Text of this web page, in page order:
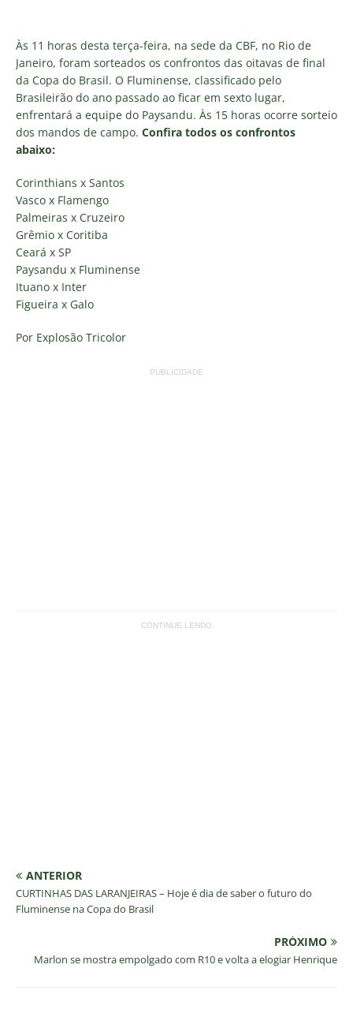
Às 11 horas desta terça-feira, na sede da CBF, no Rio de
Janeiro, foram sorteados os confrontos das oitavas de final
da Copa do Brasil. O Fluminense, classificado pelo
Brasileirão do ano passado ao ficar em sexto lugar,
enfrentará a equipe do Paysandu. Às 15 horas ocorre sorteio
dos mandos de campo. Confira todos os confrontos
abaixo:
Corinthians x Santos
Vasco x Flamengo
Palmeiras x Cruzeiro
Grêmio x Coritiba
Ceará x SP
Paysandu x Fluminense
Ituano x Inter
Figueira x Galo
Por Explosão Tricolor
PUBLICIDADE
CONTINUE LENDO
ANTERIOR
CURTINHAS DAS LARANJEIRAS – Hoje é dia de saber o futuro do
Fluminense na Copa do Brasil
PRÓXIMO
Marlon se mostra empolgado com R10 e volta a elogiar Henrique